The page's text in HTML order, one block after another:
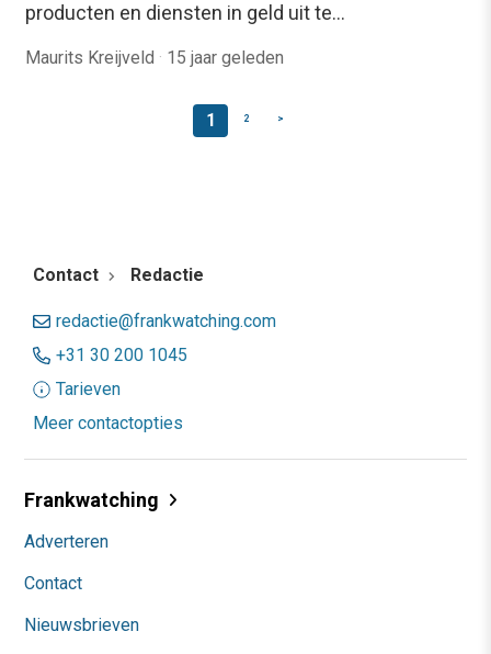
producten en diensten in geld uit te…
Maurits Kreijveld · 15 jaar geleden
1 2 >
Contact Redactie
redactie@frankwatching.com
+31 30 200 1045
Tarieven
Meer contactopties
Frankwatching
Adverteren
Contact
Nieuwsbrieven